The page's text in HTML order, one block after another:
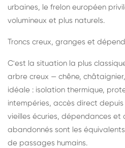
urbaines, le frelon européen
volumineux et plus naturels.
Troncs creux, granges et
C'est la situation la plus
arbre creux — chêne,
idéale : isolation thermique,
intempéries, accès direct
vieilles écuries, dépendances et
abandonnés sont les
de passages humains.